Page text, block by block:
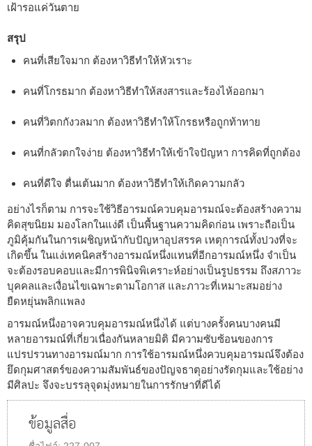
เฝ้ารอแค่วันตาย
สรุป
คนที่เสียใจมาก ต้องหาวิธีทำให้หัวเราะ
คนที่โกรธมาก ต้องหาวิธีทำให้สงสารและร้องไห้ออกมา
คนที่วิตกกังวลมาก ต้องหาวิธีทำให้โกรธหรือถูกท้าทาย
คนที่กลัวตกใจง่าย ต้องหาวิธีทำให้เข้าใจปัญหา การคิดที่ถูกต้อง
คนที่ดีใจ ตื่นเต้นมาก ต้องหาวิธีทำให้เกิดความกลัว
อย่างไรก็ตาม การจะใช้วิธีอารมณ์ควบคุมอารมณ์จะต้องสร้างความ
คิดสุขนิยม มองโลกในแง่ดี เป็นพื้นฐานความคิดก่อน เพราะถือเป็น
ภูมิคุ้มกันในการเผชิญหน้ากับปัญหาอุปสรรค เหตุการณ์ทั้งปวงที่จะ
เกิดขึ้น ในแง่เทคนิคสร้างอารมณ์หนึ่งแทนที่อีกอารมณ์หนึ่ง จำเป็น
จะต้องรอบคอบและมีการพินิจพิเคราะห์อย่างเป็นรูปธรรม ถึงสภาวะ
บุคคลและเงื่อนไขเฉพาะตามโอกาส และภาวะที่เหมาะสมอย่าง
ยืดหยุ่นพลิกแพลง
อารมณ์หนึ่งอาจควบคุมอารมณ์หนึ่งได้ แต่บางครั้งคนบางคนมี
หลายอารมณ์ที่เกี่ยวเนื่องกันหลายมิติ มีความซับซ้อนของการ
แปรปรวนทางอารมณ์มาก การใช้อารมณ์หนึ่งควบคุมอารมณ์จึงต้อง
ยึดกุมศาสตร์ของความสัมพันธ์ของปัญจธาตุอย่างรัดกุมและใช้อย่าง
มีศิลปะ จึงจะบรรลุจุดมุ่งหมายในการรักษาที่ดีได้
ข้อมูลสื่อ